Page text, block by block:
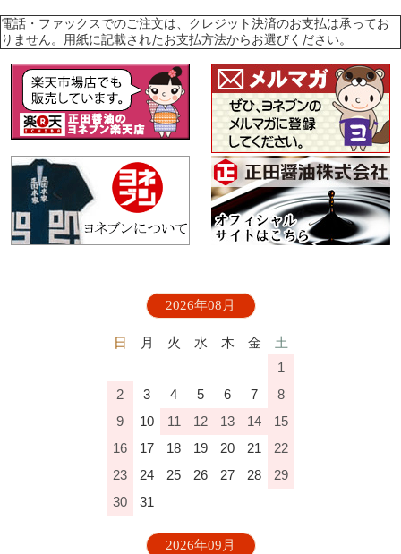
電話・ファックスでのご注文は、クレジット決済のお支払は承ってお
りません。用紙に記載されたお支払方法からお選びください。
2026年08月
日 月 火 水 木 金
土
1
2
3 4 5 6 7
8
9
10 11 12 13 14
15
16
17 18 19 20 21
22
23
24 25 26 27 28
29
30
31
2026年09月